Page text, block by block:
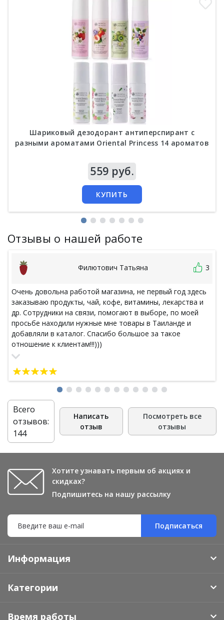
Шариковый дезодорант антиперспирант с
разными ароматами Oriental Princess 14 ароматов
559 руб.
КУПИТЬ
Отзывы о нашей работе
Филютович Татьяна 3
Очень довольна работой магазина, не первый год здесь
заказываю продукты, чай, кофе, витамины, лекарства и
др. Сотрудники на связи, помогают в выборе, по моей
просьбе находили нужные мне товары в Таиланде и
добавляли в каталог. Спасибо большое за такое
отношение к клиентам!!!)))
Всего
отзывов:
144
Написать
отзыв
Посмотреть все
отзывы
Хотите узнавать первым об акциях и
скидках?
Подпишитесь на нашу рассылку
Подписаться
Информация
Категории
Время работы